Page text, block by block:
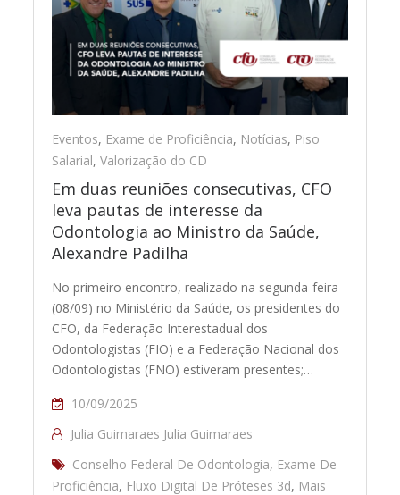
Eventos, Exame de Proficiência, Notícias, Piso
Salarial,Valorização do CD
Em duas reuniões consecutivas, CFO
leva pautas de interesse da
Odontologia ao Ministro da Saúde,
Alexandre Padilha
No primeiro encontro, realizado na segunda-feira
(08/09) no Ministério da Saúde, os presidentes do
CFO, da Federação Interestadual dos
Odontologistas (FIO) e a Federação Nacional dos
Odontologistas (FNO) estiveram presentes;…
10/09/2025
Julia Guimaraes Julia Guimaraes
Conselho Federal De Odontologia, Exame De
Proficiência, Fluxo Digital De Próteses 3d, Mais